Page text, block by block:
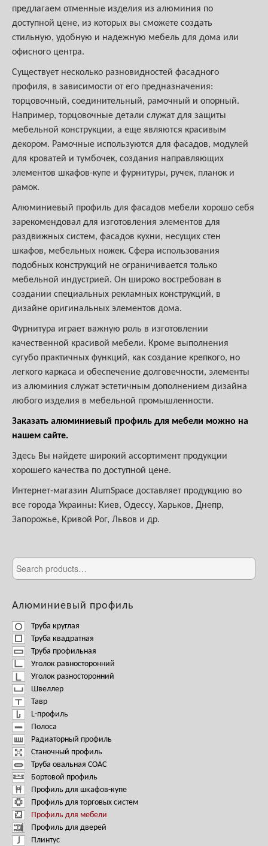
предлагаем отменные изделия из алюминия по
доступной цене, из которых вы сможете создать
стильную, удобную и надежную мебель для дома или
офисного центра.
Существует несколько разновидностей фасадного
профиля, в зависимости от его предназначения:
торцовочный, соединительный, рамочный и опорный.
Например, торцовочные детали служат для защиты
мебельной конструкции, а еще являются красивым
декором. Рамочные используются для фасадов, модулей
для кроватей и тумбочек, создания направляющих
элементов шкафов-купе и фурнитуры, ручек, планок и
рамок.
Алюминиевый профиль для фасадов мебели хорошо себя
зарекомендовал для изготовления элементов для
раздвижных систем, фасадов кухни, несущих стен
шкафов, мебельных ножек. Сфера использования
подобных конструкций не ограничивается только
мебельной индустрией. Он широко востребован в
создании специальных рекламных конструкций, в
дизайне оригинальных элементов дома.
Фурнитура играет важную роль в изготовлении
качественной красивой мебели. Кроме выполнения
сугубо практичных функций, как создание крепкого, но
легкого каркаса и обеспечение долговечности, элементы
из алюминия служат эстетичным дополнением дизайна
любого изделия в мебельной промышленности.
Заказать алюминиевый профиль для мебели можно на
нашем сайте.
Здесь Вы найдете широкий ассортимент продукции
хорошего качества по доступной цене.
Интернет-магазин AlumSpace доставляет продукцию во
все города Украины: Киев, Одессу, Харьков, Днепр,
Запорожье, Кривой Рог, Львов и др.
Алюминиевый профиль
Труба круглая
Труба квадратная
Труба профильная
Уголок равносторонний
Уголок разносторонний
Швеллер
Тавр
L-профиль
Полоса
Радиаторный профиль
Станочный профиль
Труба овальная СОАС
Бортовой профиль
Профиль для шкафов-купе
Профиль для торговых систем
Профиль для мебели
Профиль для дверей
Плинтус